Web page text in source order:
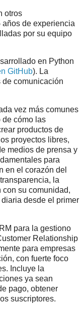
otros
de experiencia
por su equipo
en Python
GitHub). La
de comunicación
vez más comunes
de cómo las
productos de
proyectos libres,
medios de prensa y
para
en el corazón del
la
su comunidad,
desde el primer
para la gestiono
Relationship
para empresas
con fuerte foco
Incluye la
ya sean
pago, obtener
suscriptores.